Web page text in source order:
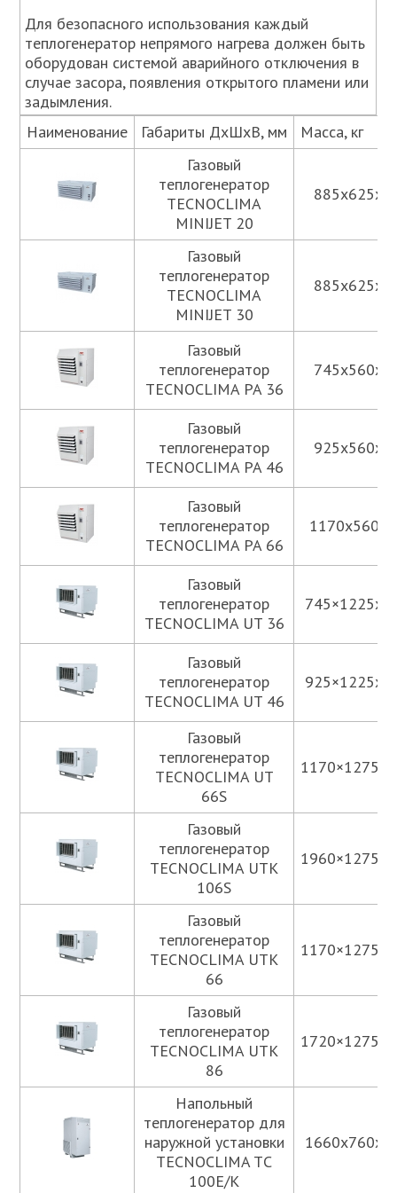
Для безопасного использования каждый
теплогенератор непрямого нагрева должен быть
оборудован системой аварийного отключения в
случае засора, появления открытого пламени или
задымления.
Наименование
Габариты ДхШхВ, мм
Масса, кг
Газовый
теплогенератор
TECNOCLIMA
MINIJET 20
Газовый
теплогенератор
TECNOCLIMA
MINIJET 30
Газовый
теплогенератор
TECNOCLIMA PA 36
Газовый
теплогенератор
TECNOCLIMA PA 46
Газовый
теплогенератор
TECNOCLIMA PA 66
Газовый
теплогенератор
TECNOCLIMA UT 36
Газовый
теплогенератор
TECNOCLIMA UT 46
Газовый
теплогенератор
TECNOCLIMA UT
66S
Газовый
теплогенератор
TECNOCLIMA UTK
106S
Газовый
теплогенератор
TECNOCLIMA UTK
66
Газовый
теплогенератор
TECNOCLIMA UTK
86
Напольный
теплогенератор для
наружной установки
TECNOCLIMA TС
100E/K